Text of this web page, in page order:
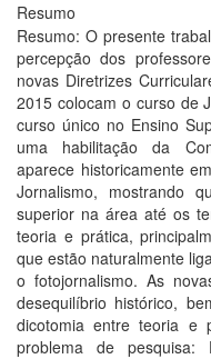
Resumo
Resumo: O presente
percepção dos
novas Diretrizes
2015 colocam o curso de
curso único no Ensino
uma habilitação da
aparece historicamente
Jornalismo, mostrando
superior na área até os
teoria e prática,
que estão naturalmente
o fotojornalismo. As
desequilíbrio histórico,
dicotomia entre teoria e
problema de